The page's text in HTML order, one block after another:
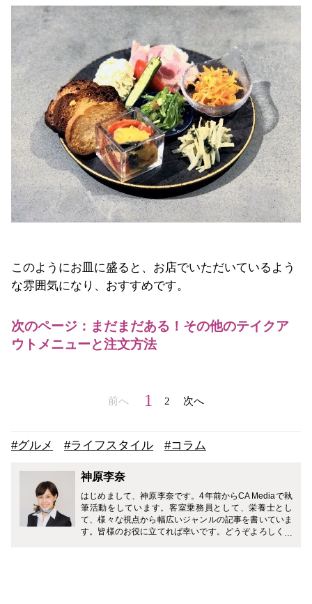
このようにお皿に盛ると、お店でいただいているよう
な雰囲気になり、おすすめです。
次のページ：まだまだある！その他のテイクア
ウトメニューと注文方法
前へ 1 2 次へ
#グルメ #ライフスタイル #コラム
神原李奈
はじめまして、神原李奈です。4年前からCA Mediaで執
筆活動をしています。客室乗務員として、栄養士とし
て、様々な視点から幅広いジャンルの記事を書いていま
す。皆様のお役に立てれば幸いです。どうぞよろしくお